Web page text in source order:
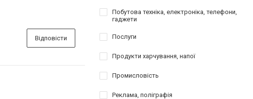
Відповісти
Побутова техніка, електроніка, телефони,
гаджети
Послуги
Продукти харчування, напої
Промисловість
Реклама, поліграфія